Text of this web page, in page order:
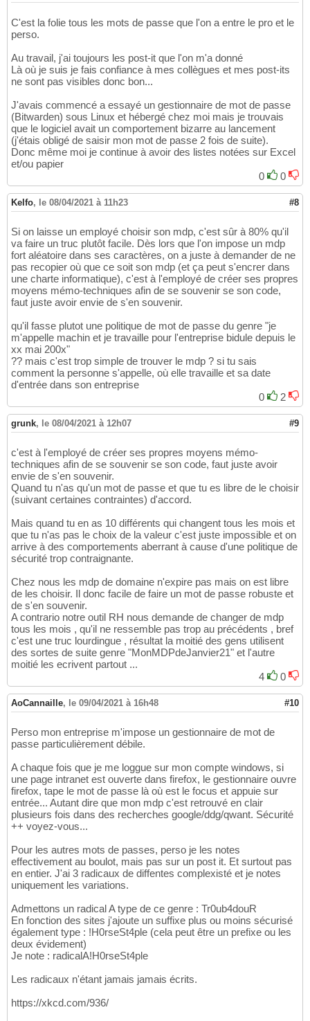
C'est la folie tous les mots de passe que l'on a entre le pro et le
perso.
Au travail, j'ai toujours les post-it que l'on m'a donné
Là où je suis je fais confiance à mes collègues et mes post-its
ne sont pas visibles donc bon...
J'avais commencé a essayé un gestionnaire de mot de passe
(Bitwarden) sous Linux et hébergé chez moi mais je trouvais
que le logiciel avait un comportement bizarre au lancement
(j'étais obligé de saisir mon mot de passe 2 fois de suite).
Donc même moi je continue à avoir des listes notées sur Excel
et/ou papier
0
0
Kelfo, le 08/04/2021 à 11h23 #8
Si on laisse un employé choisir son mdp, c'est sûr à 80% qu'il
va faire un truc plutôt facile. Dès lors que l'on impose un mdp
fort aléatoire dans ses caractères, on a juste à demander de ne
pas recopier où que ce soit son mdp (et ça peut s'encrer dans
une charte informatique), c'est à l'employé de créer ses propres
moyens mémo-techniques afin de se souvenir se son code,
faut juste avoir envie de s'en souvenir.
qu'il fasse plutot une politique de mot de passe du genre "je
m'appelle machin et je travaille pour l'entreprise bidule depuis le
xx mai 200x"
?? mais c'est trop simple de trouver le mdp ? si tu sais
comment la personne s'appelle, où elle travaille et sa date
d'entrée dans son entreprise
0
2
grunk, le 08/04/2021 à 12h07 #9
c'est à l'employé de créer ses propres moyens mémo-
techniques afin de se souvenir se son code, faut juste avoir
envie de s'en souvenir.
Quand tu n'as qu'un mot de passe et que tu es libre de le choisir
(suivant certaines contraintes) d'accord.
Mais quand tu en as 10 différents qui changent tous les mois et
que tu n'as pas le choix de la valeur c'est juste impossible et on
arrive à des comportements aberrant à cause d'une politique de
sécurité trop contraignante.
Chez nous les mdp de domaine n'expire pas mais on est libre
de les choisir. Il donc facile de faire un mot de passe robuste et
de s'en souvenir.
A contrario notre outil RH nous demande de changer de mdp
tous les mois , qu'il ne ressemble pas trop au précédents , bref
c'est une truc lourdingue , résultat la moitié des gens utilisent
des sortes de suite genre "MonMDPdeJanvier21" et l'autre
moitié les ecrivent partout ...
4
0
AoCannaille, le 09/04/2021 à 16h48 #10
Perso mon entreprise m'impose un gestionnaire de mot de
passe particulièrement débile.
A chaque fois que je me loggue sur mon compte windows, si
une page intranet est ouverte dans firefox, le gestionnaire ouvre
firefox, tape le mot de passe là où est le focus et appuie sur
entrée... Autant dire que mon mdp c'est retrouvé en clair
plusieurs fois dans des recherches google/ddg/qwant. Sécurité
++ voyez-vous...
Pour les autres mots de passes, perso je les notes
effectivement au boulot, mais pas sur un post it. Et surtout pas
en entier. J'ai 3 radicaux de diffentes complexisté et je notes
uniquement les variations.
Admettons un radical A type de ce genre : Tr0ub4douR
En fonction des sites j'ajoute un suffixe plus ou moins sécurisé
également type : !H0rseSt4ple (cela peut être un prefixe ou les
deux évidement)
Je note : radicalA!H0rseSt4ple
Les radicaux n'étant jamais jamais écrits.
https://xkcd.com/936/